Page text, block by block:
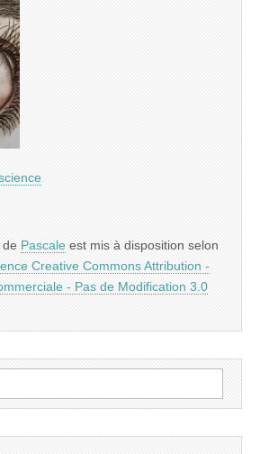
de Pascale est mis à disposition selon
Creative Commons Attribution -
- Pas de Modification 3.0